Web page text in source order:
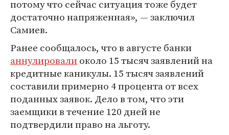
потому что сейчас ситуация тоже будет
достаточно напряженная», — заключил
Самиев.
Ранее сообщалось, что в августе банки
аннулировалиоколо 15 тысяч заявлений на
кредитные каникулы. 15 тысяч заявлений
составили примерно 4 процента от всех
поданных заявок. Дело в том, что эти
заемщики в течение 120 дней не
подтвердили право на льготу.